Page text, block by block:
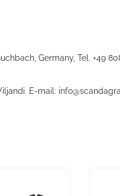
Germany, Tel. +49
E-mail: